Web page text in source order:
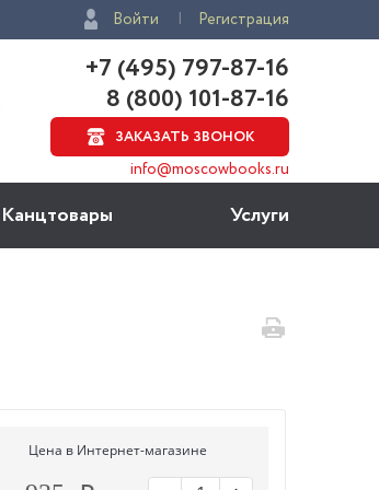
Войти Регистрация
+7 (495) 797-87-16
8 (800) 101-87-16
ЗАКАЗАТЬ ЗВОНОК
info@moscowbooks.ru
Канцтовары Услуги
Цена в Интернет-магазине